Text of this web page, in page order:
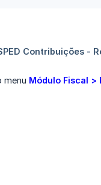
menu Módulo Fiscal